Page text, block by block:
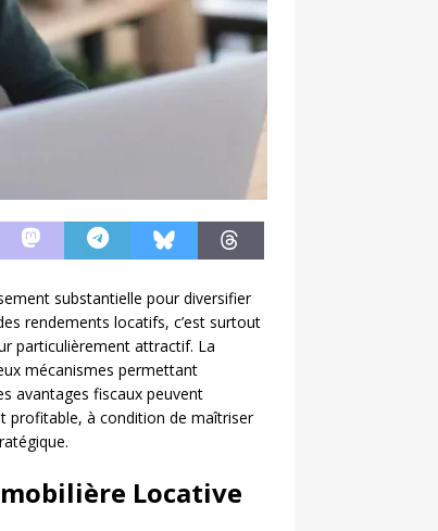
substantielle pour diversifier
rendements locatifs, c’est surtout
particulièrement attractif. La
mécanismes permettant
avantages fiscaux peuvent
profitable, à condition de maîtriser
Locative